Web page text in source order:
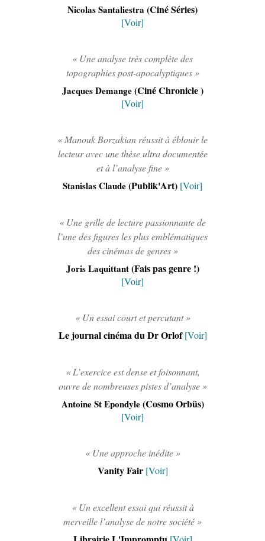
Nicolas Santaliestra (Ciné Séries)
[Voir]
« Une analyse très complète des
topographies post-apocalyptiques »
Jacques Demange(Ciné Chronicle )
[Voir]
« Manouk Borzakian réussit à éblouir le
lecteur avec une thèse ultra documentée
et à l’analyse fine »
Stanislas Claude(Publik'Art) [Voir]
« Une grille de lecture passionnante de
l’une des figures les plus emblématiques
des cinémas de genres »
Joris Laquittant(Fais pas genre !)
[Voir]
« Un essai court et percutant »
Le journal cinéma du Dr Orlof[Voir]
« L’exercice est dense et foisonnant,
ouvre de nombreuses pistes d’analyse »
Antoine St Epondyle(Cosmo Orbüs)
[Voir]
« Une approche inédite »
Vanity Fair [Voir]
« Un excellent essai qui réussit à
merveille l’analyse de notre société »